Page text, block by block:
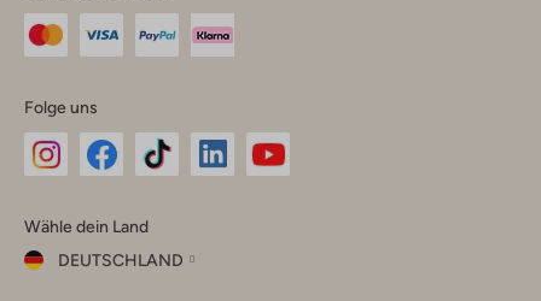
Folge uns
Instagram
Facebook
TikTok
Wähle dein Land
DEUTSCHLAND